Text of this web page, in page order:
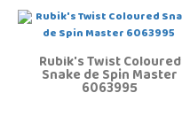
Rubik's Twist Coloured
Snake de Spin Master
6063995